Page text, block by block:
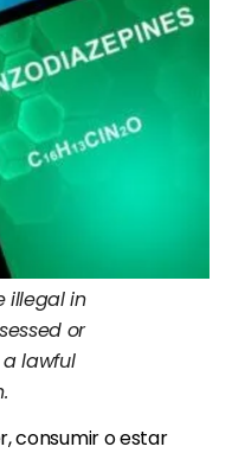
illegal in
or
lawful
consumir o estar